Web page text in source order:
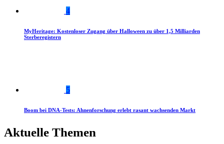
4
MyHeritage: Kostenloser Zugang über Halloween zu über 1,5 Milliarden
Sterberegistern
5
Boom bei DNA-Tests: Ahnenforschung erlebt rasant wachsenden Markt
Aktuelle Themen